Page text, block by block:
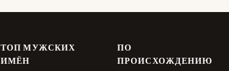
ТОП МУЖСКИХ
ИМЁН
ПО
ПРОИСХОЖДЕНИЮ